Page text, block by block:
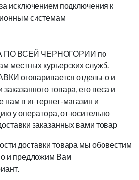
исключением подключения к
системам
ПО ВСЕЙ ЧЕРНОГОРИИ по
местных курьерских служб.
оговаривается отдельно и
заказанного товара, его веса и
нам в интернет-магазин и
у оператора, относительно
заказанных вами товар
доставки товара мы обовестим
и предложим Вам